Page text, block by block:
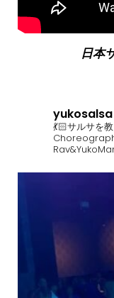
日本
yukosalsa
💃🏻サルサを